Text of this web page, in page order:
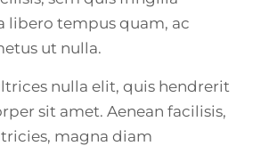
libero tempus quam, ac
ut nulla.
nulla elit, quis hendrerit
sit amet. Aenean facilisis,
magna diam